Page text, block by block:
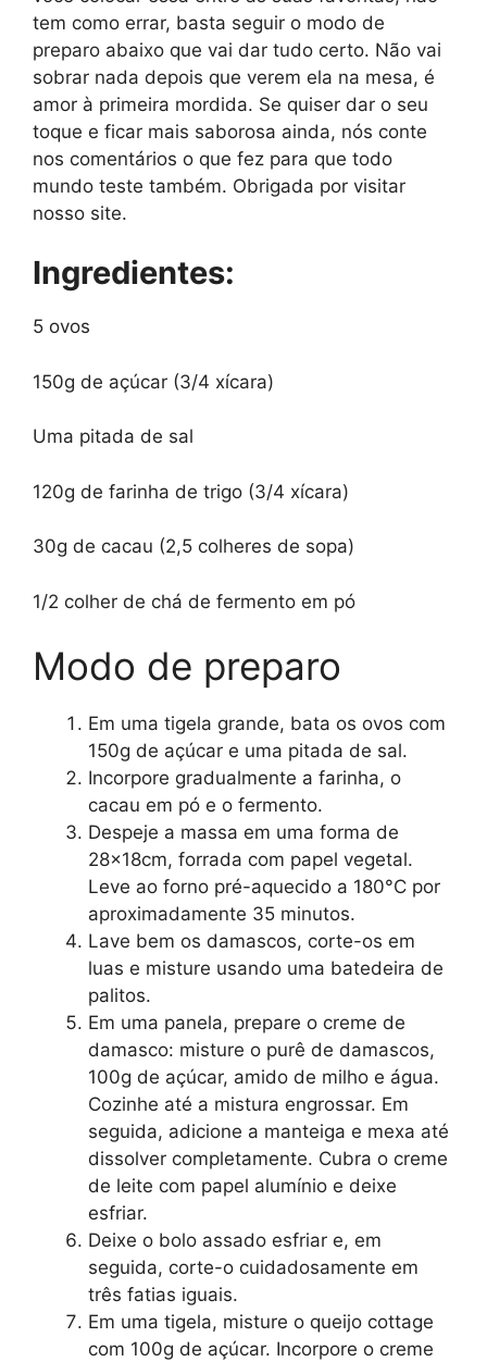
tem como errar, basta seguir o modo de
preparo abaixo que vai dar tudo certo. Não vai
sobrar nada depois que verem ela na mesa, é
amor à primeira mordida. Se quiser dar o seu
toque e ficar mais saborosa ainda, nós conte
nos comentários o que fez para que todo
mundo teste também. Obrigada por visitar
nosso site.
Ingredientes:
5 ovos
150g de açúcar (3/4 xícara)
Uma pitada de sal
120g de farinha de trigo (3/4 xícara)
30g de cacau (2,5 colheres de sopa)
1/2 colher de chá de fermento em pó
Modo de preparo
Em uma tigela grande, bata os ovos com
150g de açúcar e uma pitada de sal.
Incorpore gradualmente a farinha, o
cacau em pó e o fermento.
Despeje a massa em uma forma de
28x18cm, forrada com papel vegetal.
Leve ao forno pré-aquecido a 180°C por
aproximadamente 35 minutos.
Lave bem os damascos, corte-os em
luas e misture usando uma batedeira de
palitos.
Em uma panela, prepare o creme de
damasco: misture o purê de damascos,
100g de açúcar, amido de milho e água.
Cozinhe até a mistura engrossar. Em
seguida, adicione a manteiga e mexa até
dissolver completamente. Cubra o creme
de leite com papel alumínio e deixe
esfriar.
Deixe o bolo assado esfriar e, em
seguida, corte-o cuidadosamente em
três fatias iguais.
Em uma tigela, misture o queijo cottage
com 100g de açúcar. Incorpore o creme